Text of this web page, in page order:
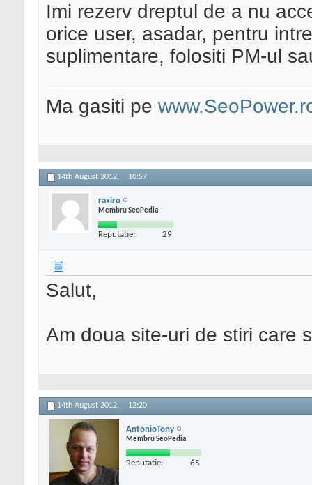
Imi rezerv dreptul de a nu
orice user, asadar, pentru
suplimentare, folositi PM-ul
Ma gasiti pe
14th August 2012, 10:57
raxiro
Membru SeoPedia
Reputatie: 29
Salut,
Am doua site-uri de stiri care
14th August 2012, 12:20
AntonioTony
Membru SeoPedia
Reputatie: 65